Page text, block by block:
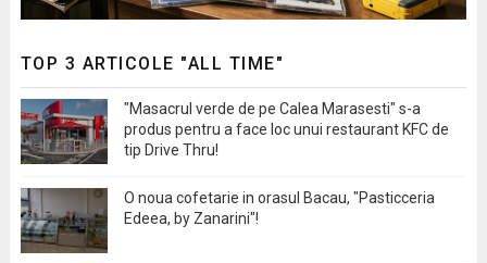
TOP 3 ARTICOLE "ALL TIME"
"Masacrul verde de pe Calea Marasesti" s-a
produs pentru a face loc unui restaurant KFC de
tip Drive Thru!
O noua cofetarie in orasul Bacau, "Pasticceria
Edeea, by Zanarini"!